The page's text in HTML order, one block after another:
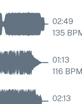
02:49
135
01:13
116 BPM
02:13